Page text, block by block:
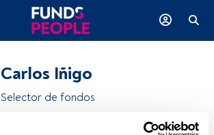
Carlos Iñigo
Selector de fondos